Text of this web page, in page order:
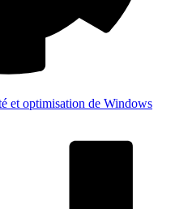
et optimisation de Windows